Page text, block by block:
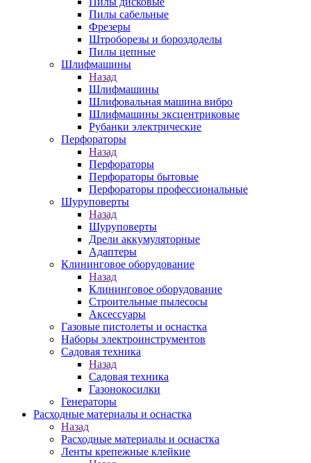
Пилы сабельные
Фрезеры
Штроборезы и бороздоделы
Пилы цепные
Шлифмашины
Назад
Шлифмашины
Шлифовальная машина вибро
Шлифмашины эксцентриковые
Рубанки электрические
Перфораторы
Назад
Перфораторы
Перфораторы бытовые
Перфораторы профессиональные
Шуруповерты
Назад
Шуруповерты
Дрели аккумуляторные
Адаптеры
Клининговое оборудование
Назад
Клининговое оборудование
Строительные пылесосы
Аксессуары
Газовые пистолеты и оснастка
Наборы электроинструментов
Садовая техника
Назад
Садовая техника
Газонокосилки
Генераторы
Расходные материалы и оснастка
Назад
Расходные материалы и оснастка
Ленты крепежные клейкие